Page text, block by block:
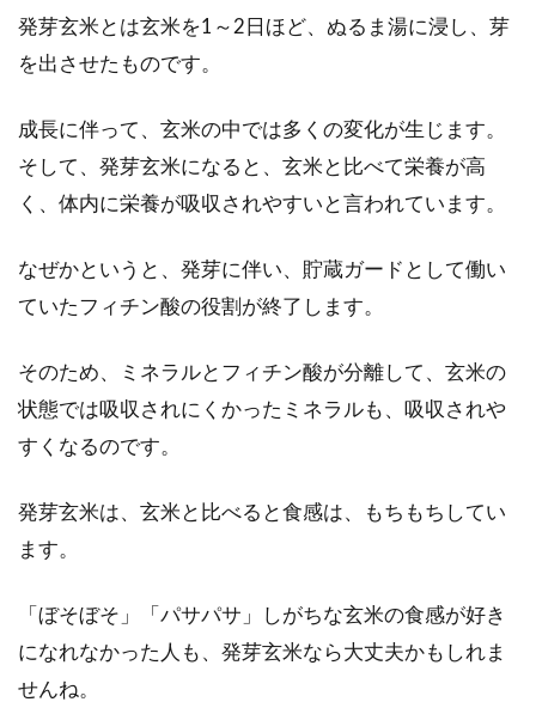
れる、大根の下茹で方法。大根の下茹では米の
とぎ汁です...
どこが違うの！？コチュジャンと豆
板醤の特徴などの違いは？
皆さんは、辛い料理は好きですか？辛味に対し
ては、得意不得意、好き嫌いと好みが分かれま
すよね。...
発芽玄米とは玄米を1～2日ほど、ぬるま湯に浸し、芽
を出させたものです。
成長に伴って、玄米の中では多くの変化が生じます。
そして、発芽玄米になると、玄米と比べて栄養が高
く、体内に栄養が吸収されやすいと言われています。
なぜかというと、発芽に伴い、貯蔵ガードとして働い
ていたフィチン酸の役割が終了します。
そのため、ミネラルとフィチン酸が分離して、玄米の
状態では吸収されにくかったミネラルも、吸収されや
すくなるのです。
発芽玄米は、玄米と比べると食感は、もちもちしてい
ます。
「ぼそぼそ」「パサパサ」しがちな玄米の食感が好き
になれなかった人も、発芽玄米なら大丈夫かもしれま
せんね。